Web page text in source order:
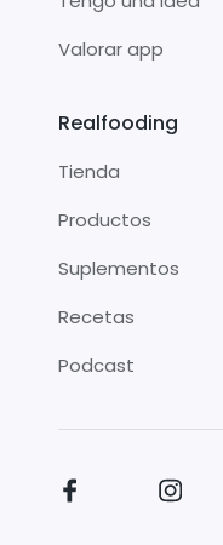
Valorar app
Realfooding
Tienda
Productos
Suplementos
Recetas
Podcast